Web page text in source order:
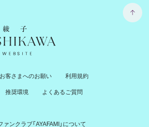
Website
お客さまへのお願い 利用規約
推奨環境 よくあるご質問
ンクラブ「AYAFAMI」について